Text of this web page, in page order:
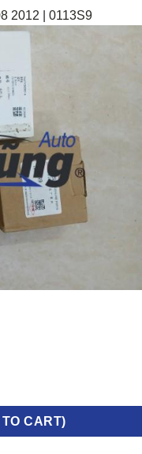
2012 | 0113S9
| 0113S9 số lượng
CART)